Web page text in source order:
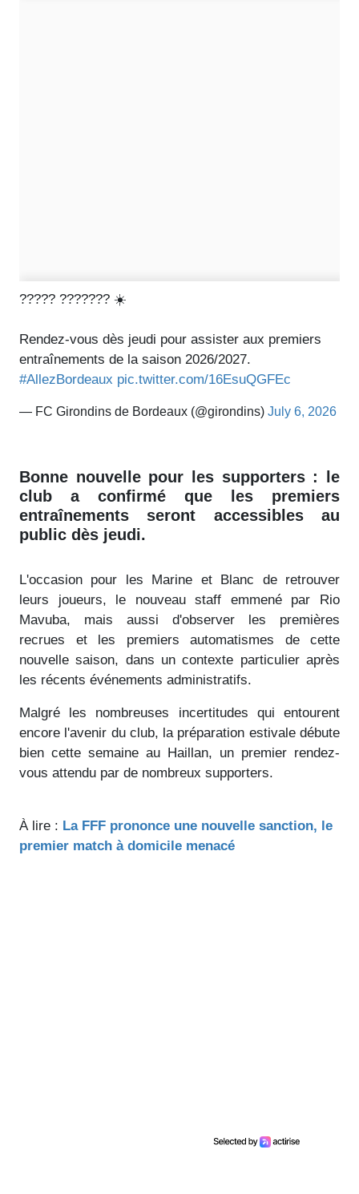
????? ??????? ☀️
Rendez-vous dès jeudi pour assister aux premiers
entraînements de la saison 2026/2027.
#AllezBordeaux pic.twitter.com/16EsuQGFEc
— FC Girondins de Bordeaux (@girondins) July 6, 2026
Bonne nouvelle pour les supporters : le
club a confirmé que les premiers
entraînements seront accessibles au
public dès jeudi.
L'occasion pour les Marine et Blanc de retrouver
leurs joueurs, le nouveau staff emmené par Rio
Mavuba, mais aussi d'observer les premières
recrues et les premiers automatismes de cette
nouvelle saison, dans un contexte particulier après
les récents événements administratifs.
Malgré les nombreuses incertitudes qui entourent
encore l'avenir du club, la préparation estivale débute
bien cette semaine au Haillan, un premier rendez-
vous attendu par de nombreux supporters.
À lire : La FFF prononce une nouvelle sanction, le
premier match à domicile menacé